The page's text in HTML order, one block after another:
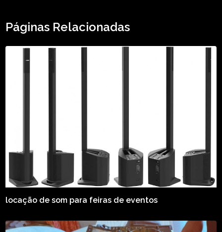
Páginas Relacionadas
locação de som para feiras de eventos